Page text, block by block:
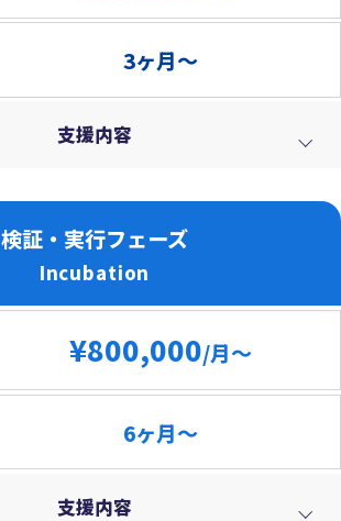
3ヶ月～
支援内容
検証・実行フェーズ
Incubation
¥800,000/月～
6ヶ月～
支援内容